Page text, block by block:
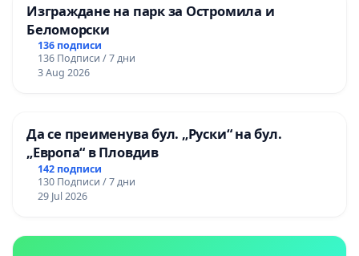
Изграждане на парк за Остромила и
Беломорски
136 подписи
136 Подписи / 7 дни
3 Aug 2026
Да се преименува бул. „Руски“ на бул.
„Европа“ в Пловдив
142 подписи
130 Подписи / 7 дни
29 Jul 2026